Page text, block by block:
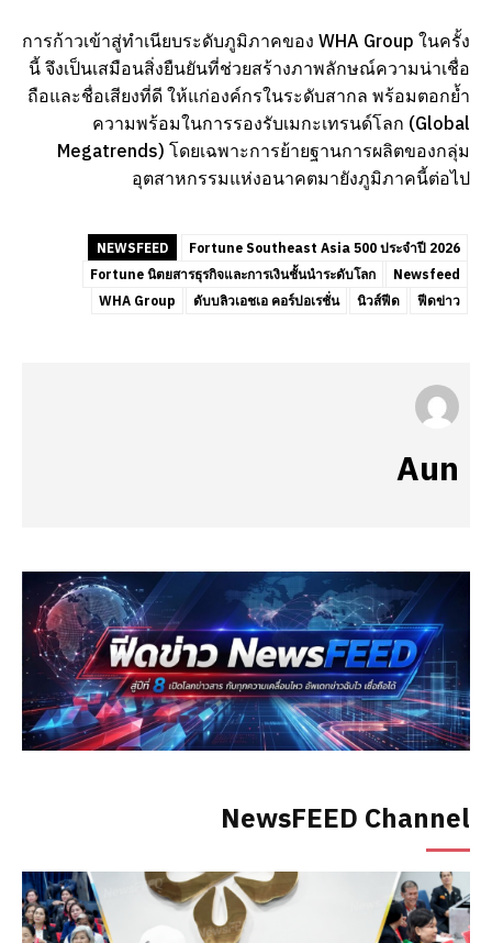
NewsFEED Channel
การก้าวเข้าสู่ทำเนียบระดับภูมิภาคของ WHA Group ในครั้ง
นี้ จึงเป็นเสมือนสิ่งยืนยันที่ช่วยสร้างภาพลักษณ์ความน่าเชื่อ
ถือและชื่อเสียงที่ดี ให้แก่องค์กรในระดับสากล พร้อมตอกย้ำ
ความพร้อมในการรองรับเมกะเทรนด์โลก (Global
Megatrends) โดยเฉพาะการย้ายฐานการผลิตของกลุ่ม
อุตสาหกรรมแห่งอนาคตมายังภูมิภาคนี้ต่อไป
NEWSFEED
Fortune Southeast Asia 500 ประจำปี 2026
Fortune นิตยสารธุรกิจและการเงินชั้นนำระดับโลก
Newsfeed
WHA Group
ดับบลิวเอชเอ คอร์ปอเรชั่น นิวส์ฟีด ฟีดข่าว
Aun